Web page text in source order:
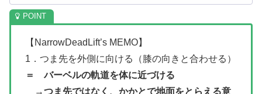
【NarrowDeadLift’s MEMO】
1．つま先を外側に向ける（膝の向きと合わせる）
＝ バーベルの軌道を体に近づける
→つま先ではなく、かかとで地面をとらえる意